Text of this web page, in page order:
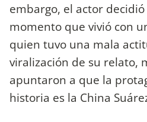
embargo, el actor
momento que vivió con
quien tuvo una mala
viralización de su relato,
apuntaron a que la
historia es la China